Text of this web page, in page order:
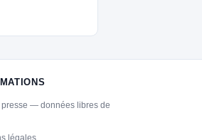
presse — données libres de
légales